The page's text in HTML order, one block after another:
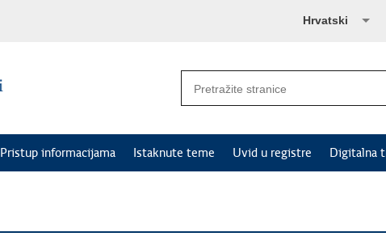
Hrvatski
Pristup informacijama Istaknute teme Uvid u registre Digitalna